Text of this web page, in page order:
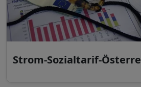
Strom-Sozialtarif-